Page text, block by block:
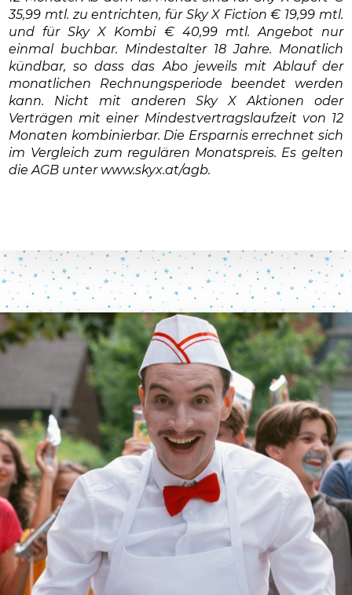
35,99 mtl. zu entrichten, für Sky X Fiction € 19,99 mtl.
und für Sky X Kombi € 40,99 mtl. Angebot nur
einmal buchbar. Mindestalter 18 Jahre. Monatlich
kündbar, so dass das Abo jeweils mit Ablauf der
monatlichen Rechnungsperiode beendet werden
kann. Nicht mit anderen Sky X Aktionen oder
Verträgen mit einer Mindestvertragslaufzeit von 12
Monaten kombinierbar. Die Ersparnis errechnet sich
im Vergleich zum regulären Monatspreis. Es gelten
die AGB unter www.skyx.at/agb.